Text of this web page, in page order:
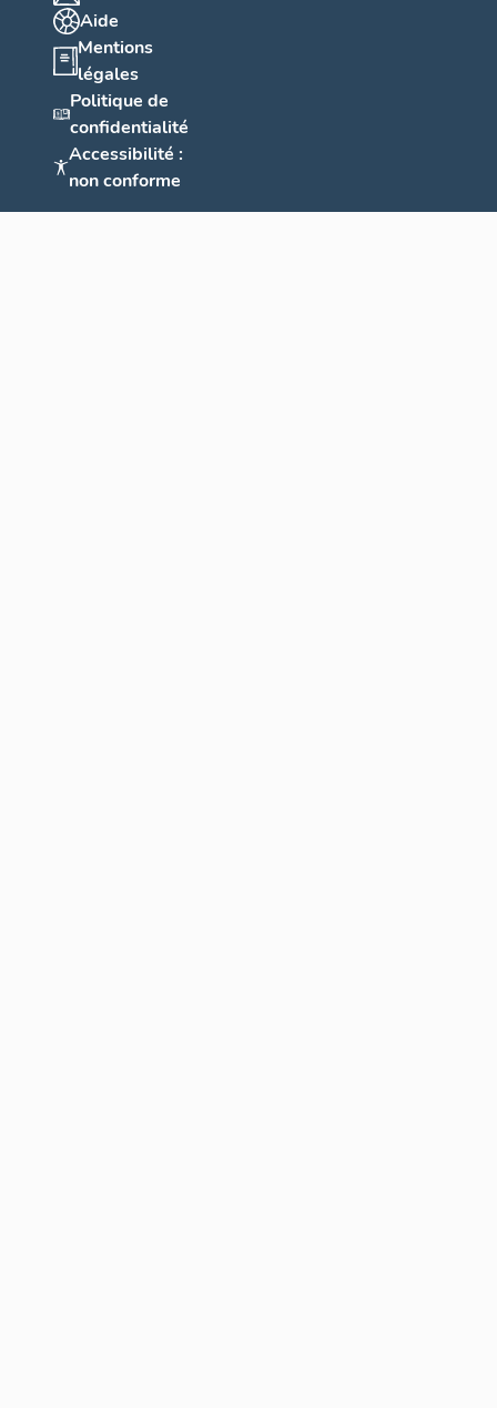
Aide
Mentions
légales
Politique de
confidentialité
Accessibilité :
non conforme